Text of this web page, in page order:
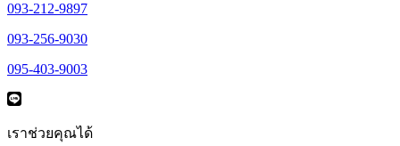
093-212-9897
093-256-9030
095-403-9003
เราช่วยคุณได้